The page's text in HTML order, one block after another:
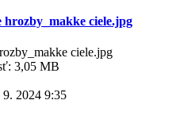
ciele.jpg
ciele.jpg
3,05 MB
9. 2024 9:35